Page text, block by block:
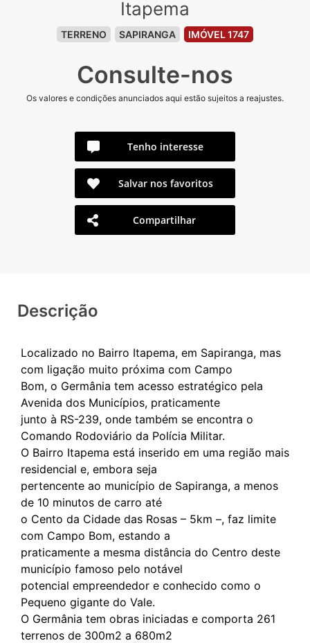
Itapema
TERRENO SAPIRANGA IMÓVEL 1747
Consulte-nos
Os valores e condições anunciados aqui estão sujeitos a reajustes.
Tenho interesse
Salvar nos favoritos
Compartilhar
Descrição
Localizado no Bairro Itapema, em Sapiranga, mas
com ligação muito próxima com Campo
Bom, o Germânia tem acesso estratégico pela
Avenida dos Municípios, praticamente
junto à RS-239, onde também se encontra o
Comando Rodoviário da Polícia Militar.
O Bairro Itapema está inserido em uma região mais
residencial e, embora seja
pertencente ao município de Sapiranga, a menos
de 10 minutos de carro até
o Cento da Cidade das Rosas – 5km –, faz limite
com Campo Bom, estando a
praticamente a mesma distância do Centro deste
município famoso pelo notável
potencial empreendedor e conhecido como o
Pequeno gigante do Vale.
O Germânia tem obras iniciadas e comporta 261
terrenos de 300m2 a 680m2